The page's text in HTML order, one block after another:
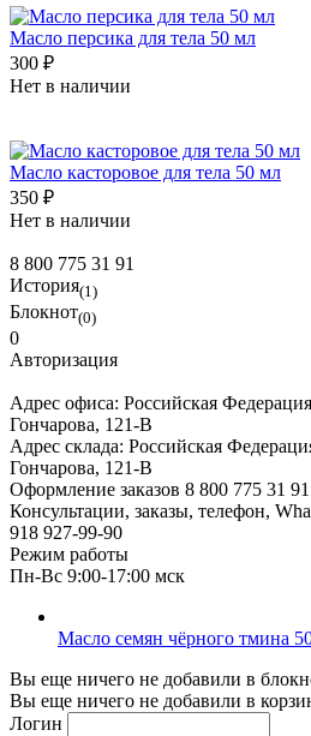
Масло персика для тела 50 мл
300 ₽
Нет в наличии
Масло касторовое для тела 50 мл
350 ₽
Нет в наличии
8 800 775 31 91
История(1)
Блокнот(0)
0
Авторизация
Адрес офиса: Российская
Гончарова, 121-В
Адрес склада: Российская
Гончарова, 121-В
Оформление заказов 8 800 775 31 91
Консультации, заказы, телефон,
918 927-99-90
Режим работы
Пн-Вс 9:00-17:00 мск
Масло семян чёрного тмина
Вы еще ничего не добавили в
Вы еще ничего не добавили в
Логин